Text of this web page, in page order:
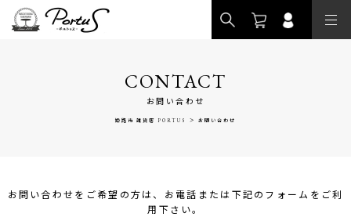
CONTACT
お問い合わせ
姫路市 雑貨店 PORTUS > お問い合わせ
お問い合わせをご希望の方は、お電話または下記のフォームをご利
用下さい。